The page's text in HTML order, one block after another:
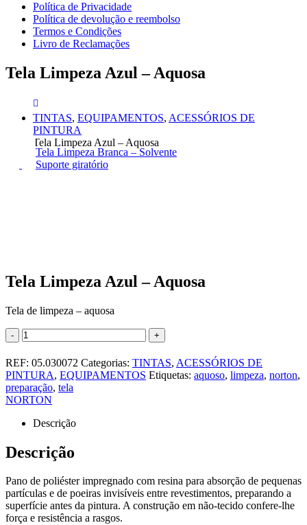
Política de Privacidade
Política de devolução e reembolso
Termos e Condições
Livro de Reclamações
Tela Limpeza Azul – Aquosa
TINTAS, EQUIPAMENTOS, ACESSÓRIOS DE
PINTURA
Tela Limpeza Azul – Aquosa
Tela Limpeza Branca – Solvente
Suporte giratório
Tela Limpeza Azul – Aquosa
Tela de limpeza – aquosa
- +
REF: 05.030072 Categorias: TINTAS, ACESSÓRIOS DE
PINTURA, EQUIPAMENTOS Etiquetas: aquoso, limpeza, norton,
preparação, tela
NORTON
Descrição
Descrição
Pano de poliéster impregnado com resina para absorção de pequenas
partículas e de poeiras invisíveis entre revestimentos, preparando a
superfície antes da pintura. A construção em não-tecido confere-lhe
força e resistência a rasgos.